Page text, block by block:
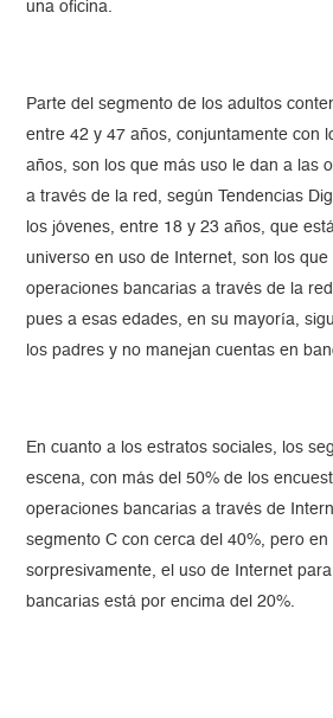
una oficina.
Parte del segmento de los adultos
entre 42 y 47 años, conjuntamente con
años, son los que más uso le dan a las
a través de la red, según Tendencias
los jóvenes, entre 18 y 23 años, que
universo en uso de Internet, son los que
operaciones bancarias a través de la
pues a esas edades, en su mayoría,
los padres y no manejan cuentas en
En cuanto a los estratos sociales, los
escena, con más del 50% de los
operaciones bancarias a través de
segmento C con cerca del 40%, pero en
sorpresivamente, el uso de Internet
bancarias está por encima del 20%.